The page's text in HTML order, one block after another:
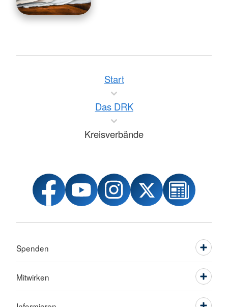
Start
Das DRK
Kreisverbände
Spenden
Mitwirken